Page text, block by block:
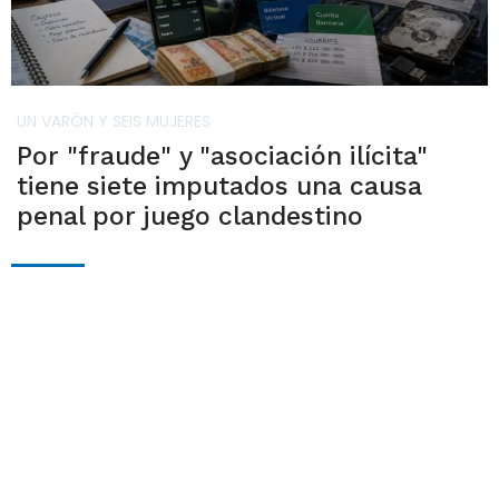
UN VARÓN Y SEIS MUJERES
Por "fraude" y "asociación ilícita"
tiene siete imputados una causa
penal por juego clandestino